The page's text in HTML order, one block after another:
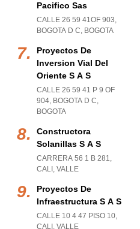
Pacifico Sas
CALLE 26 59 41OF 903,
BOGOTA D C, BOGOTA
Proyectos De
Inversion Vial Del
Oriente S A S
CALLE 26 59 41 P 9 OF
904, BOGOTA D C,
BOGOTA
Constructora
Solanillas S A S
CARRERA 56 1 B 281,
CALI , VALLE
Proyectos De
Infraestructura S A S
CALLE 10 4 47 PISO 10,
CALI , VALLE